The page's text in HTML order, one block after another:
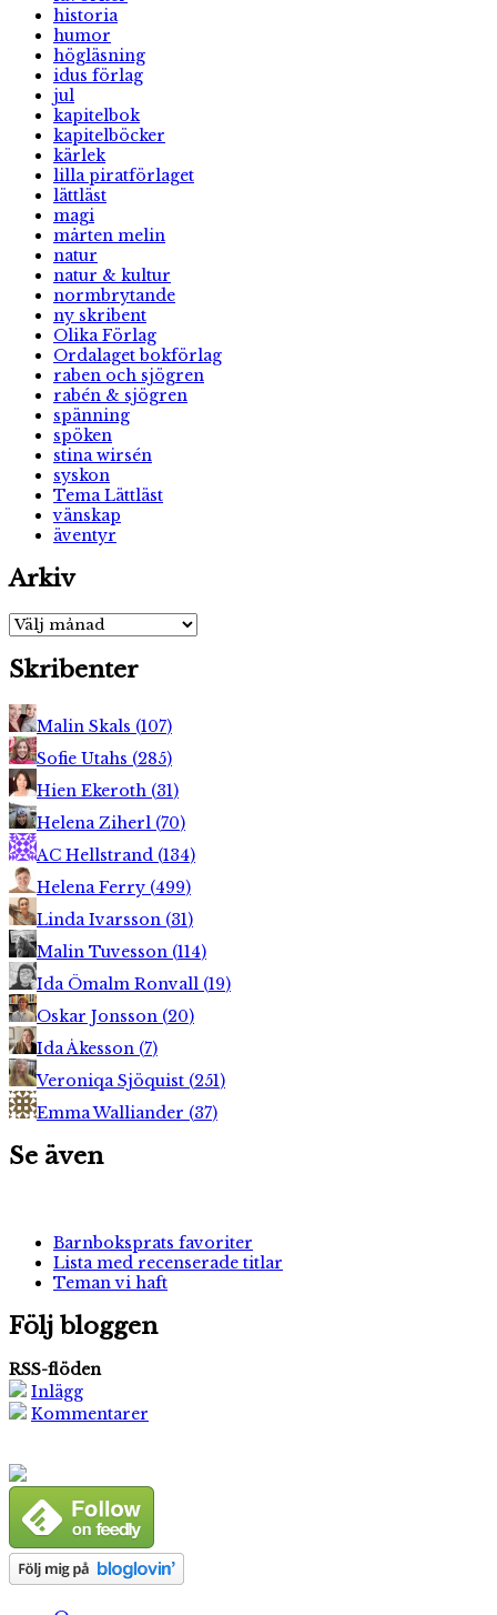
historia
humor
högläsning
idus förlag
jul
kapitelbok
kapitelböcker
kärlek
lilla piratförlaget
lättläst
magi
mårten melin
natur
natur & kultur
normbrytande
ny skribent
Olika Förlag
Ordalaget bokförlag
raben och sjögren
rabén & sjögren
spänning
spöken
stina wirsén
syskon
Tema Lättläst
vänskap
äventyr
Arkiv
Arkiv
Skribenter
Malin Skals (107)
Sofie Utahs (285)
Hien Ekeroth (31)
Helena Ziherl (70)
AC Hellstrand (134)
Helena Ferry (499)
Linda Ivarsson (31)
Malin Tuvesson (114)
Ida Ömalm Ronvall (19)
Oskar Jonsson (20)
Ida Åkesson (7)
Veroniqa Sjöquist (251)
Emma Walliander (37)
Se även
Barnboksprats favoriter
Lista med recenserade titlar
Teman vi haft
Följ bloggen
RSS-flöden
Inlägg
Kommentarer